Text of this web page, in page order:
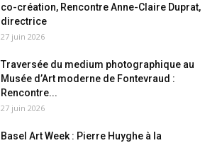
co-création, Rencontre Anne-Claire Duprat,
directrice
27 juin 2026
Traversée du medium photographique au
Musée d’Art moderne de Fontevraud :
Rencontre...
27 juin 2026
Basel Art Week : Pierre Huyghe à la